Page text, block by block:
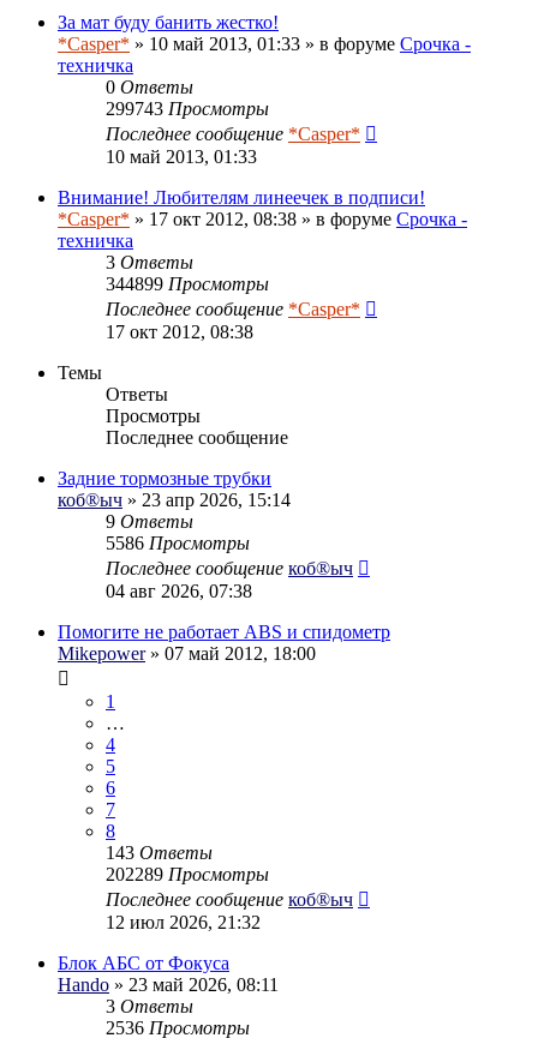
За мат буду банить жестко!
*Casper* » 10 май 2013, 01:33 » в форуме Срочка -
техничка
0 Ответы
299743 Просмотры
Последнее сообщение *Casper*
10 май 2013, 01:33
Внимание! Любителям линеечек в подписи!
*Casper* » 17 окт 2012, 08:38 » в форуме Срочка -
техничка
3 Ответы
344899 Просмотры
Последнее сообщение *Casper*
17 окт 2012, 08:38
Темы
Ответы
Просмотры
Последнее сообщение
Задние тормозные трубки
коб®ыч » 23 апр 2026, 15:14
9 Ответы
5586 Просмотры
Последнее сообщение коб®ыч
04 авг 2026, 07:38
Помогите не работает ABS и спидометр
Mikepower» 07 май 2012, 18:00
1
…
4
5
6
7
8
143 Ответы
202289 Просмотры
Последнее сообщение коб®ыч
12 июл 2026, 21:32
Блок АБС от Фокуса
Hando » 23 май 2026, 08:11
3 Ответы
2536 Просмотры